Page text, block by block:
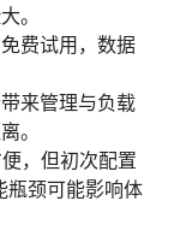
。
费试用，数据
来管理与负载
。
，但初次配置
瓶颈可能影响体